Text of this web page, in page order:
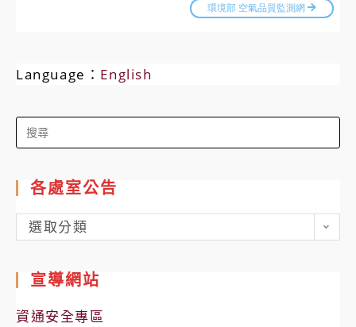
Language： English
Search
for:
各處室公告
各
處
公
告
選取分類
宣導網站
資通安全專區